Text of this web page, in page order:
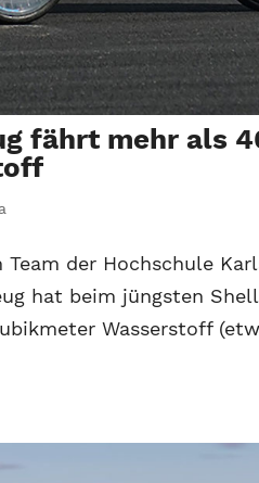
fährt mehr als
der Hochschule
hat beim jüngsten
Wasserstoff